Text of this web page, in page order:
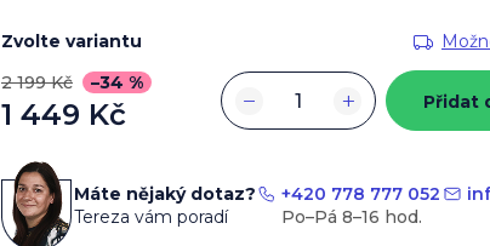
Zvolte variantu
2 199 Kč
–34 %
1 449 Kč
cena:
+
− Přidat
Máte nějaký dotaz?
Tereza vám poradí
+420 778 777 052